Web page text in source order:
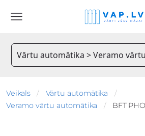
Vārtu automātika > Veramo
Veikals
Vārtu automātika
Veramo vārtu automātika
BFT